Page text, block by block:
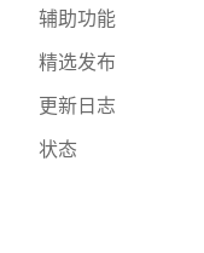
辅助功能
精选发布
更新日志
状态